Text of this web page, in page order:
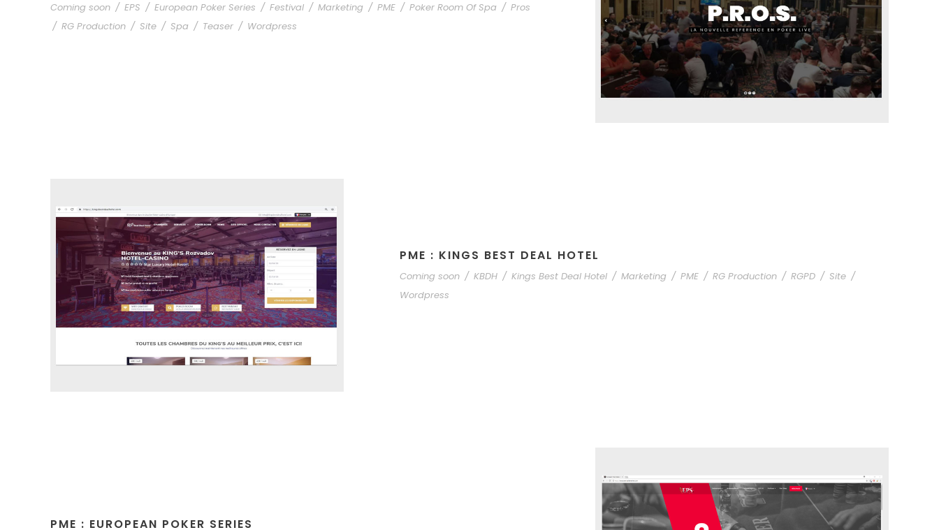
Coming soon / EPS / European Poker Series / Festival / Marketing / PME / Poker Room Of Spa / Pros
/ RG Production / Site / Spa / Teaser / Wordpress
PME : KINGS BEST DEAL HOTEL
Coming soon / KBDH / Kings Best Deal Hotel / Marketing / PME / RG Production / RGPD / Site /
Wordpress
PME : EUROPEAN POKER SERIES